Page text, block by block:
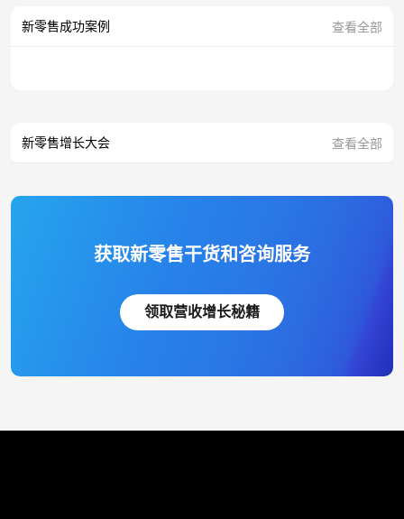
新零售成功案例 查看全部
新零售增长大会 查看全部
获取新零售干货和咨询服务
领取营收增长秘籍